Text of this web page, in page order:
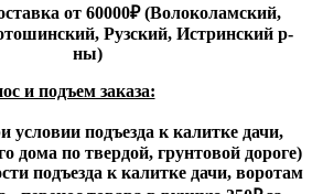
от 60000₽ (Волоколамский,
Рузский, Истринский р-
ны)
и подъем заказа:
условии подъезда к калитке дачи,
дома по твердой, грунтовой дороге)
подъезда к калитке дачи, воротам